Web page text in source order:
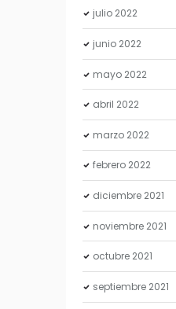
julio 2022
junio 2022
mayo 2022
abril 2022
marzo 2022
febrero 2022
diciembre 2021
noviembre 2021
octubre 2021
septiembre 2021